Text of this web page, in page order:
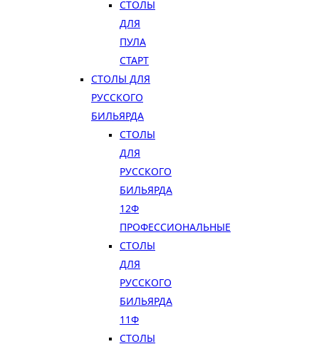
СТОЛЫ
ДЛЯ
ПУЛА
СТАРТ
СТОЛЫ ДЛЯ
РУССКОГО
БИЛЬЯРДА
СТОЛЫ
ДЛЯ
РУССКОГО
БИЛЬЯРДА
12Ф
ПРОФЕССИОНАЛЬНЫЕ
СТОЛЫ
ДЛЯ
РУССКОГО
БИЛЬЯРДА
11Ф
СТОЛЫ